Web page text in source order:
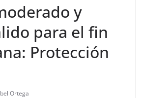
y
para el fin
Protección
Ortega